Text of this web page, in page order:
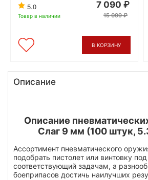
5.0
Товар в наличии
7 090
15 099
В КОРЗИНУ
Описание
Описание
Слаг 9 мм (100 штук,
Ассортимент пневматического
подобрать пистолет или винтовку
соответствующий задачам, а
боеприпасов достичь наилучших